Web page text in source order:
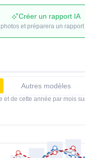
Créer un rapport IA
et préparera un
Autres modèles
et de cette année par mois